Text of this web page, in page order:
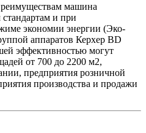
машина
стандартам и при
экономии энергии (Эко-
аппаратов Керхер BD
эффективностью могут
от 700 до 2200 м2,
предприятия розничной
производства и продажи